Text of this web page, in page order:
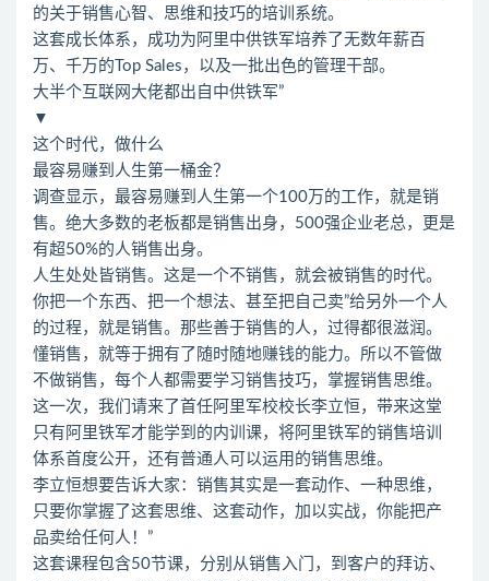
的关于销售心智、思维和技巧的培训系统。
这套成长体系，成功为阿里中供铁军培养了无数年薪百
万、千万的Top Sales，以及一批出色的管理干部。
大半个互联网大佬都出自中供铁军”
▼
这个时代，做什么
最容易赚到人生第一桶金？
调查显示，最容易赚到人生第一个100万的工作，就是销
售。绝大多数的老板都是销售出身，500强企业老总，更是
有超50%的人销售出身。
人生处处皆销售。这是一个不销售，就会被销售的时代。
你把一个东西、把一个想法、甚至把自己卖”给另外一个人
的过程，就是销售。那些善于销售的人，过得都很滋润。
懂销售，就等于拥有了随时随地赚钱的能力。所以不管做
不做销售，每个人都需要学习销售技巧，掌握销售思维。
这一次，我们请来了首任阿里军校校长李立恒，带来这堂
只有阿里铁军才能学到的内训课，将阿里铁军的销售培训
体系首度公开，还有普通人可以运用的销售思维。
李立恒想要告诉大家：销售其实是一套动作、一种思维，
只要你掌握了这套思维、这套动作，加以实战，你能把产
品卖给任何人！”
这套课程包含50节课，分别从销售入门，到客户的拜访、